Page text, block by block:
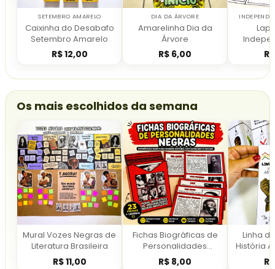
SETEMBRO AMARELO
Caixinha do Desabafo
Setembro Amarelo
R$12,00
DIA DA ÁRVORE
Amarelinha Dia da
Árvore
R$ 6,00 R$
Os mais escolhidos da semana
Mural Vozes Negras de
Literatura Brasileira
R$11,00
Fichas Biográficas de
Personalidades
Negras Brasileiras
R$ 8,00
Linha
História
R$